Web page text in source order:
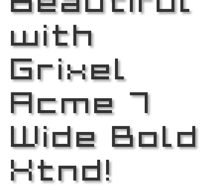
with
Grixel
Acme 7
Wide Bold
Xtnd!